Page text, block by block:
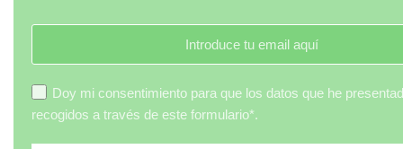
Doy mi consentimiento para que los datos que he
recogidos a través de este formulario*.